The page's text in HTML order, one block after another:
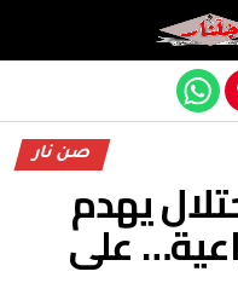
صن نار
يهدم
على
Exit